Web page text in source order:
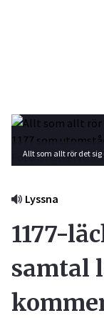
Lyssna
1177-
samtal